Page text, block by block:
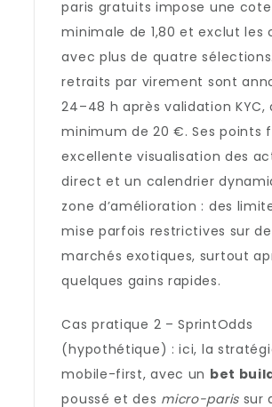
paris gratuits impose une cote
minimale de 1,80 et exclut les
avec plus de quatre
retraits par virement sont
24–48 h après validation KYC,
minimum de 20 €. Ses points
excellente visualisation des
direct et un calendrier
zone d’amélioration : des
mise parfois restrictives sur
marchés exotiques, surtout
quelques gains rapides.
Cas pratique 2 – SprintOdds
(hypothétique) : ici, la
mobile-first, avec un bet
poussé et des micro-parissur